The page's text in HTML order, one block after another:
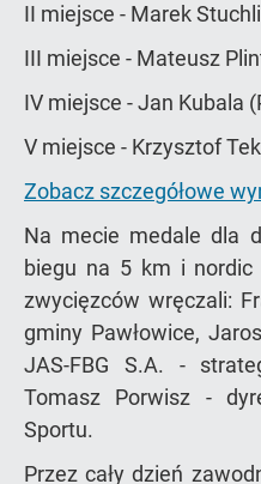
II miejsce - Marek
III miejsce - Mateusz
IV miejsce - Jan Kubala
V miejsce - Krzysztof
Zobacz szczegółowe
Na mecie medale dla
biegu na 5 km i nordic
zwycięzców wręczali:
gminy Pawłowice,
JAS-FBG S.A. -
Tomasz Porwisz -
Sportu.
Przez cały dzień